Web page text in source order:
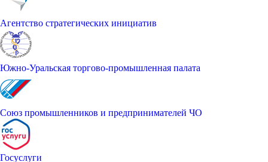
Агентство стратегических инициатив
Южно-Уральская торгово-промышленная палата
Союз промышленников и предпринимателей ЧО
Госуслуги